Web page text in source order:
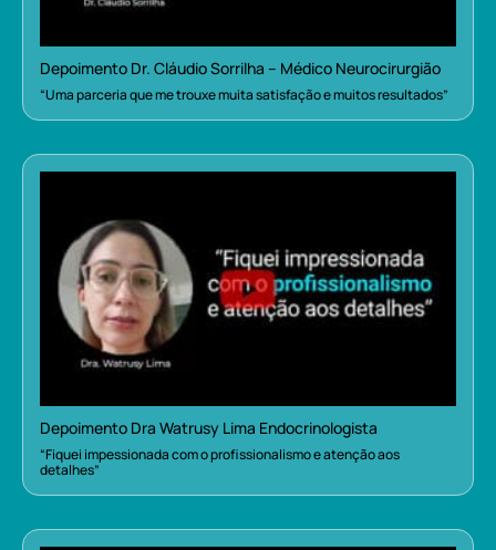
Depoimento Dr. Cláudio Sorrilha – Médico Neurocirurgião
“Uma parceria que me trouxe muita satisfação e muitos resultados”
Depoimento Dra Watrusy Lima Endocrinologista
“Fiquei impessionada com o profissionalismo e atenção aos
detalhes”